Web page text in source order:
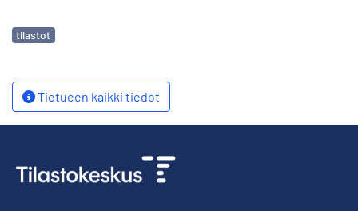
Avainsanat
tilastot
Tietueen kaikki tiedot